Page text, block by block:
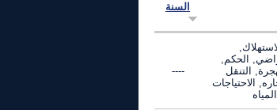
السنة
الحكم,
التنقل
الاحتياجات
----